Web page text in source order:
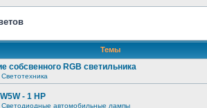
Темы
собсвенного RGB светильника
Светотехника
- 1 HP
Светодиодные автомобильные лампы